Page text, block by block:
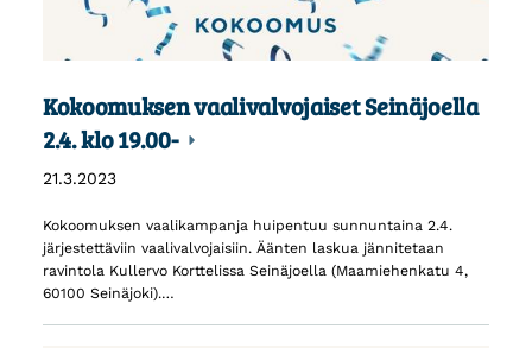
Kokoomuksen vaalivalvojaiset Seinäjoella
2.4. klo 19.00-
21.3.2023
Kokoomuksen vaalikampanja huipentuu sunnuntaina 2.4.
järjestettäviin vaalivalvojaisiin. Äänten laskua jännitetaan
ravintola Kullervo Korttelissa Seinäjoella (Maamiehenkatu 4,
60100 Seinäjoki).…